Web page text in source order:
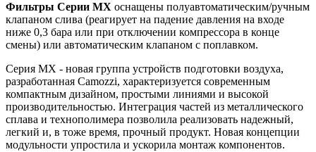
Фильтры Серии MX оснащены полуавтоматическим/ручным
клапаном слива (реагирует на падение давления на входе
ниже 0,3 бара или при отключении компрессора в конце
смены) или автоматическим клапаном с поплавком.
Серия MX - новая группа устройств подготовки воздуха,
разработанная Camozzi, характеризуется современным
компактным дизайном, простыми линиями и высокой
производительностью. Интеграция частей из металлического
сплава и технополимера позволила реализовать надежный,
легкий и, в тоже время, прочный продукт. Новая концепции
модульности упростила и ускорила монтаж компонентов.